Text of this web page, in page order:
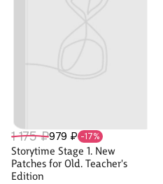
1 175 ₽979 ₽ -17%
Storytime Stage 1. New
Patches for Old. Teacher's
Edition